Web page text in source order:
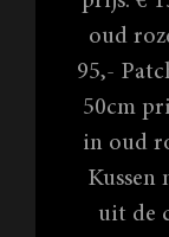
oud
95,-
50cm
in oud
uit de